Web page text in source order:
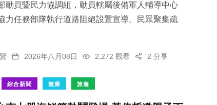
動員暨民力協調組，動員轄屬後備軍人輔導中心
力任務部隊執行道路阻絕設置宣導、民眾聚集疏
2026年八月08日 2,272 觀看 2 分享
綜合新聞 健康 旅遊